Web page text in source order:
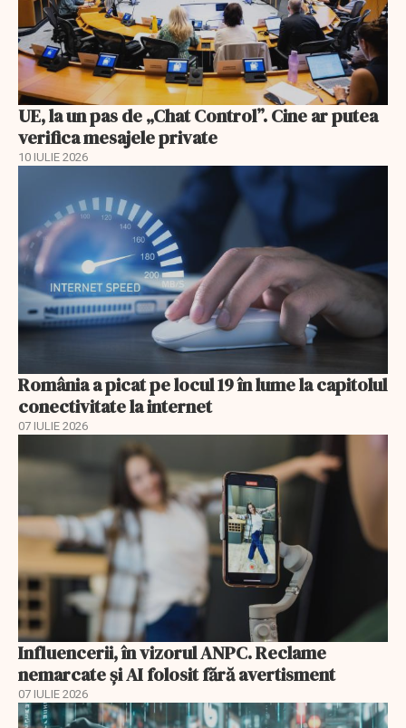
UE, la un pas de „Chat Control”. Cine ar putea
verifica mesajele private
10 IULIE 2026
România a picat pe locul 19 în lume la capitolul
conectivitate la internet
07 IULIE 2026
Influencerii, în vizorul ANPC. Reclame
nemarcate și AI folosit fără avertisment
07 IULIE 2026